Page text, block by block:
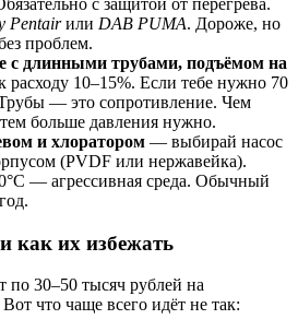
Pentairили DAB PUMA. Дороже, но
проблем.
с длинными трубами, подъёмом на
расходу 10–15%. Если тебе нужно 70
— это сопротивление. Чем
больше давления нужно.
и хлоратором — выбирай насос
(PVDF или нержавейка).
— агрессивная среда. Обычный
их избежать
по 30–50 тысяч рублей на
что чаще всего идёт не так: